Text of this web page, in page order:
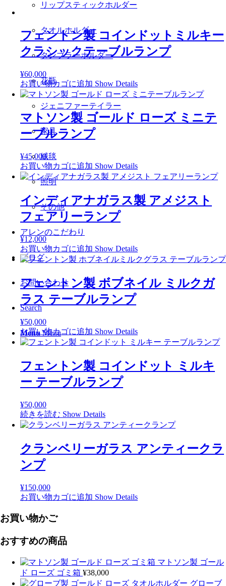
リップスティックホルダー
タオルホルダー
タンブラーホルダー
花瓶
ジェニファーテイラー
家具
絨毯
照明
その他
アレンのこだわり
ブログ
お問い合わせ
Search
Menu Menu
フェントン製 コインドットミルキー
クラシックテーブルランプ
¥60,000
お買い物カゴに追加 Show Details
マトソン製 ゴールド ローズ ミニテ
ーブルランプ
¥45,000
お買い物カゴに追加 Show Details
インディアナガラス製 アメジスト
フェアリーランプ
¥12,000
お買い物カゴに追加 Show Details
フェントン製 ボブネイル ミルクガ
ラス テーブルランプ
¥50,000
お買い物カゴに追加 Show Details
フェントン製 コインドット ミルキ
ー テーブルランプ
¥50,000
続きを読む Show Details
クランベリーガラス アンティークラ
ンプ
¥150,000
お買い物カゴに追加 Show Details
お買い物かご
おすすめの商品
マトソン製 ゴール
ド ローズ ゴミ箱 ¥38,000
グローブ